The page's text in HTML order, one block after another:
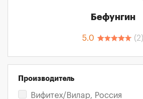
Бефунгин
5.0 (2)
Производитель
Вифитех/Вилар, Россия